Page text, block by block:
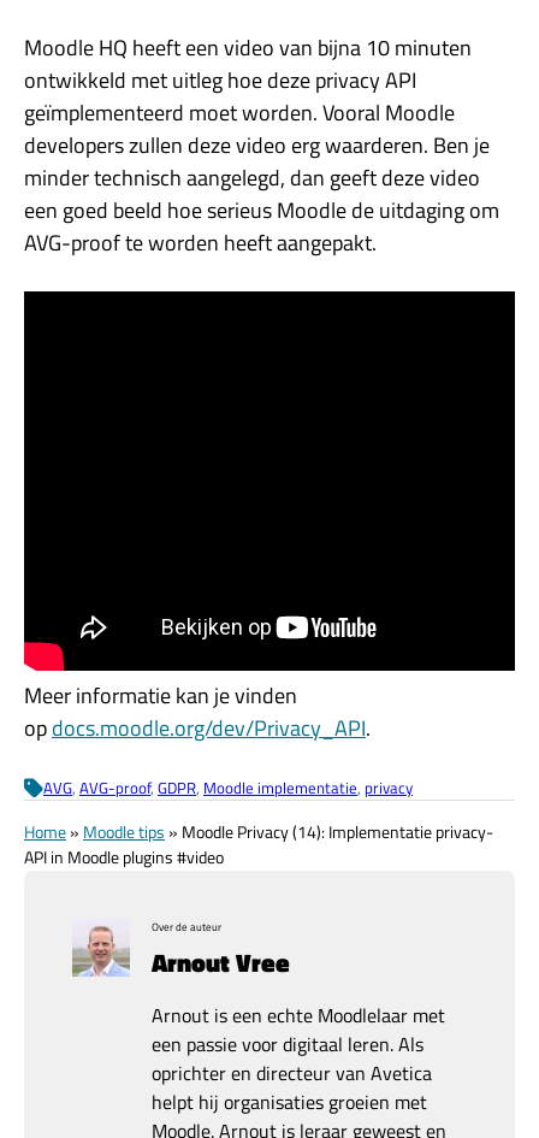
Moodle HQ heeft een video van bijna 10 minuten
ontwikkeld met uitleg hoe deze privacy API
geïmplementeerd moet worden. Vooral Moodle
developers zullen deze video erg waarderen. Ben je
minder technisch aangelegd, dan geeft deze video
een goed beeld hoe serieus Moodle de uitdaging om
AVG-proof te worden heeft aangepakt.
Meer informatie kan je vinden
opdocs.moodle.org/dev/Privacy_API.
AVG, AVG-proof, GDPR, Moodle implementatie, privacy
Home» Moodle tips » Moodle Privacy (14): Implementatie privacy-
API in Moodle plugins #video
Over de auteur
Arnout Vree
Arnout is een echte Moodlelaar met
een passie voor digitaal leren. Als
oprichter en directeur van Avetica
helpt hij organisaties groeien met
Moodle. Arnout is leraar geweest en